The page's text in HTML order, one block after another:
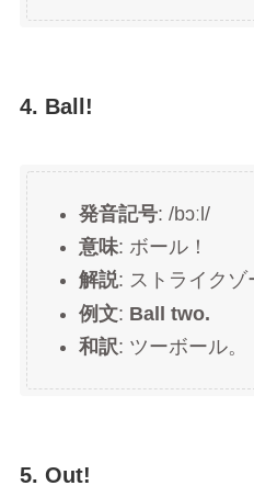
4. Ball!
発音記号: /bɔːl/
意味: ボール！
解説: ストライクゾ
例文: Ball two.
和訳: ツーボール。
5. Out!